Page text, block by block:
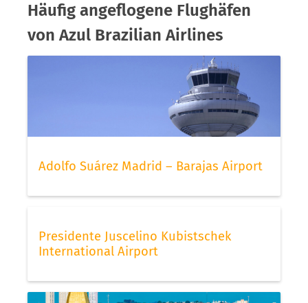
Häufig angeflogene Flughäfen
von Azul Brazilian Airlines
Adolfo Suárez Madrid – Barajas Airport
Presidente Juscelino Kubistschek
International Airport